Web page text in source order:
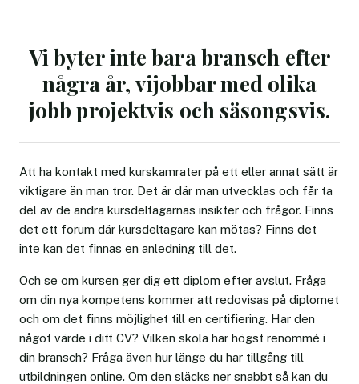
Vi byter inte bara bransch efter
några år, vijobbar med olika
jobb projektvis och säsongsvis.
Att ha kontakt med kurskamrater på ett eller annat sätt är
viktigare än man tror. Det är där man utvecklas och får ta
del av de andra kursdeltagarnas insikter och frågor. Finns
det ett forum där kursdeltagare kan mötas? Finns det
inte kan det finnas en anledning till det.
Och se om kursen ger dig ett diplom efter avslut. Fråga
om din nya kompetens kommer att redovisas på diplomet
och om det finns möjlighet till en certifiering. Har den
något värde i ditt CV? Vilken skola har högst renommé i
din bransch? Fråga även hur länge du har tillgång till
utbildningen online. Om den släcks ner snabbt så kan du